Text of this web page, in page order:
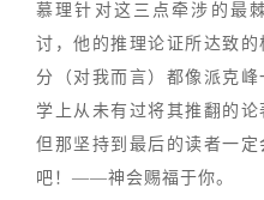
慕理针对这三点牵涉的最
讨，他的推理论证所达致
分（对我而言）都像派克
学上从未有过将其推翻的论
但那坚持到最后的读者一
吧！——神会赐福于你。